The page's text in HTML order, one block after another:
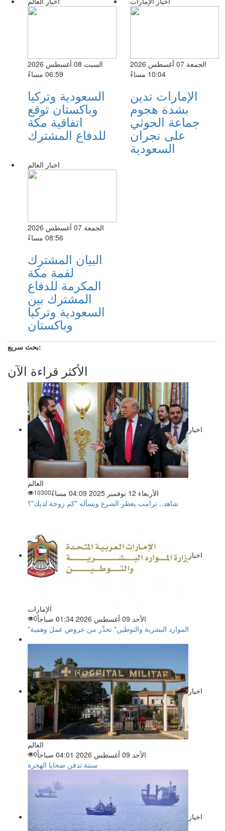
السبت 08 أغسطس 2026
06:59 مساءً
السعودية وتركيا
وباكستان توقع
اتفاقية مكة
للدفاع المشترك
الجمعة 07 أغسطس 2026
10:04 مساءً
الإمارات تدين
بشدة هجوم
جماعة الحوثي
على نجران
السعودية
اخبار العالم
الجمعة 07 أغسطس 2026
08:56 مساءً
البيان المشترك
لقمة مكة
المكرمة للدفاع
المشترك بين
السعودية وتركيا
وباكستان
بحث سريع:
الأكثر قراءة الآن
اخبار
العالم
الأربعاء 12 نوفمبر 2025 04:09 مساءً
10300
شاهد.. ترامب يعطر الشرع ويسأله "كم زوجة لديك"؟
اخبار
الإمارات
الأحد 09 أغسطس 2026 01:34 صباحاً
0
"الموارد البشرية والتوطين" تحذّر من عروض عمل وهمية
اخبار
العالم
الأحد 09 أغسطس 2026 04:01 صباحاً
0
سبتة تدفن ضحايا الهجرة
اخبار